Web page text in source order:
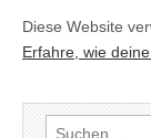
Diese Website
Erfahre, wie
Suchen